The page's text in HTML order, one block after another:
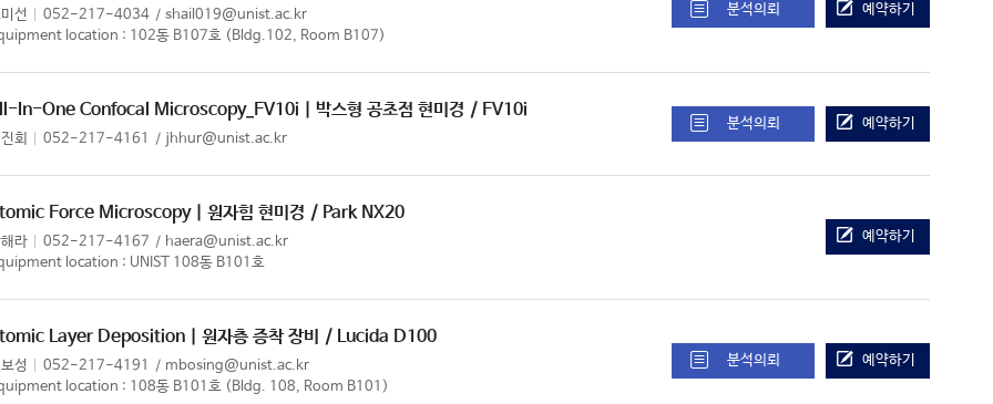
선 052-217-4034
shail019@unist.ac.kr
location : 102동 B107호 (Bldg.102, Room B107)
분석의뢰 예약하기
In-One Confocal Microscopy_FV10i | 박스형 공초점 현미경 / FV10i
회 052-217-4161 jhhur@unist.ac.kr
분석의뢰 예약하기
Force Microscopy | 원자힘 현미경 / Park NX20
라 052-217-4167
haera@unist.ac.kr
location : UNIST 108동 B101호
예약하기
Layer Deposition | 원자층 증착 장비 / Lucida D100
성 052-217-4191
mbosing@unist.ac.kr
location : 108동 B101호 (Bldg. 108, Room B101)
분석의뢰 예약하기